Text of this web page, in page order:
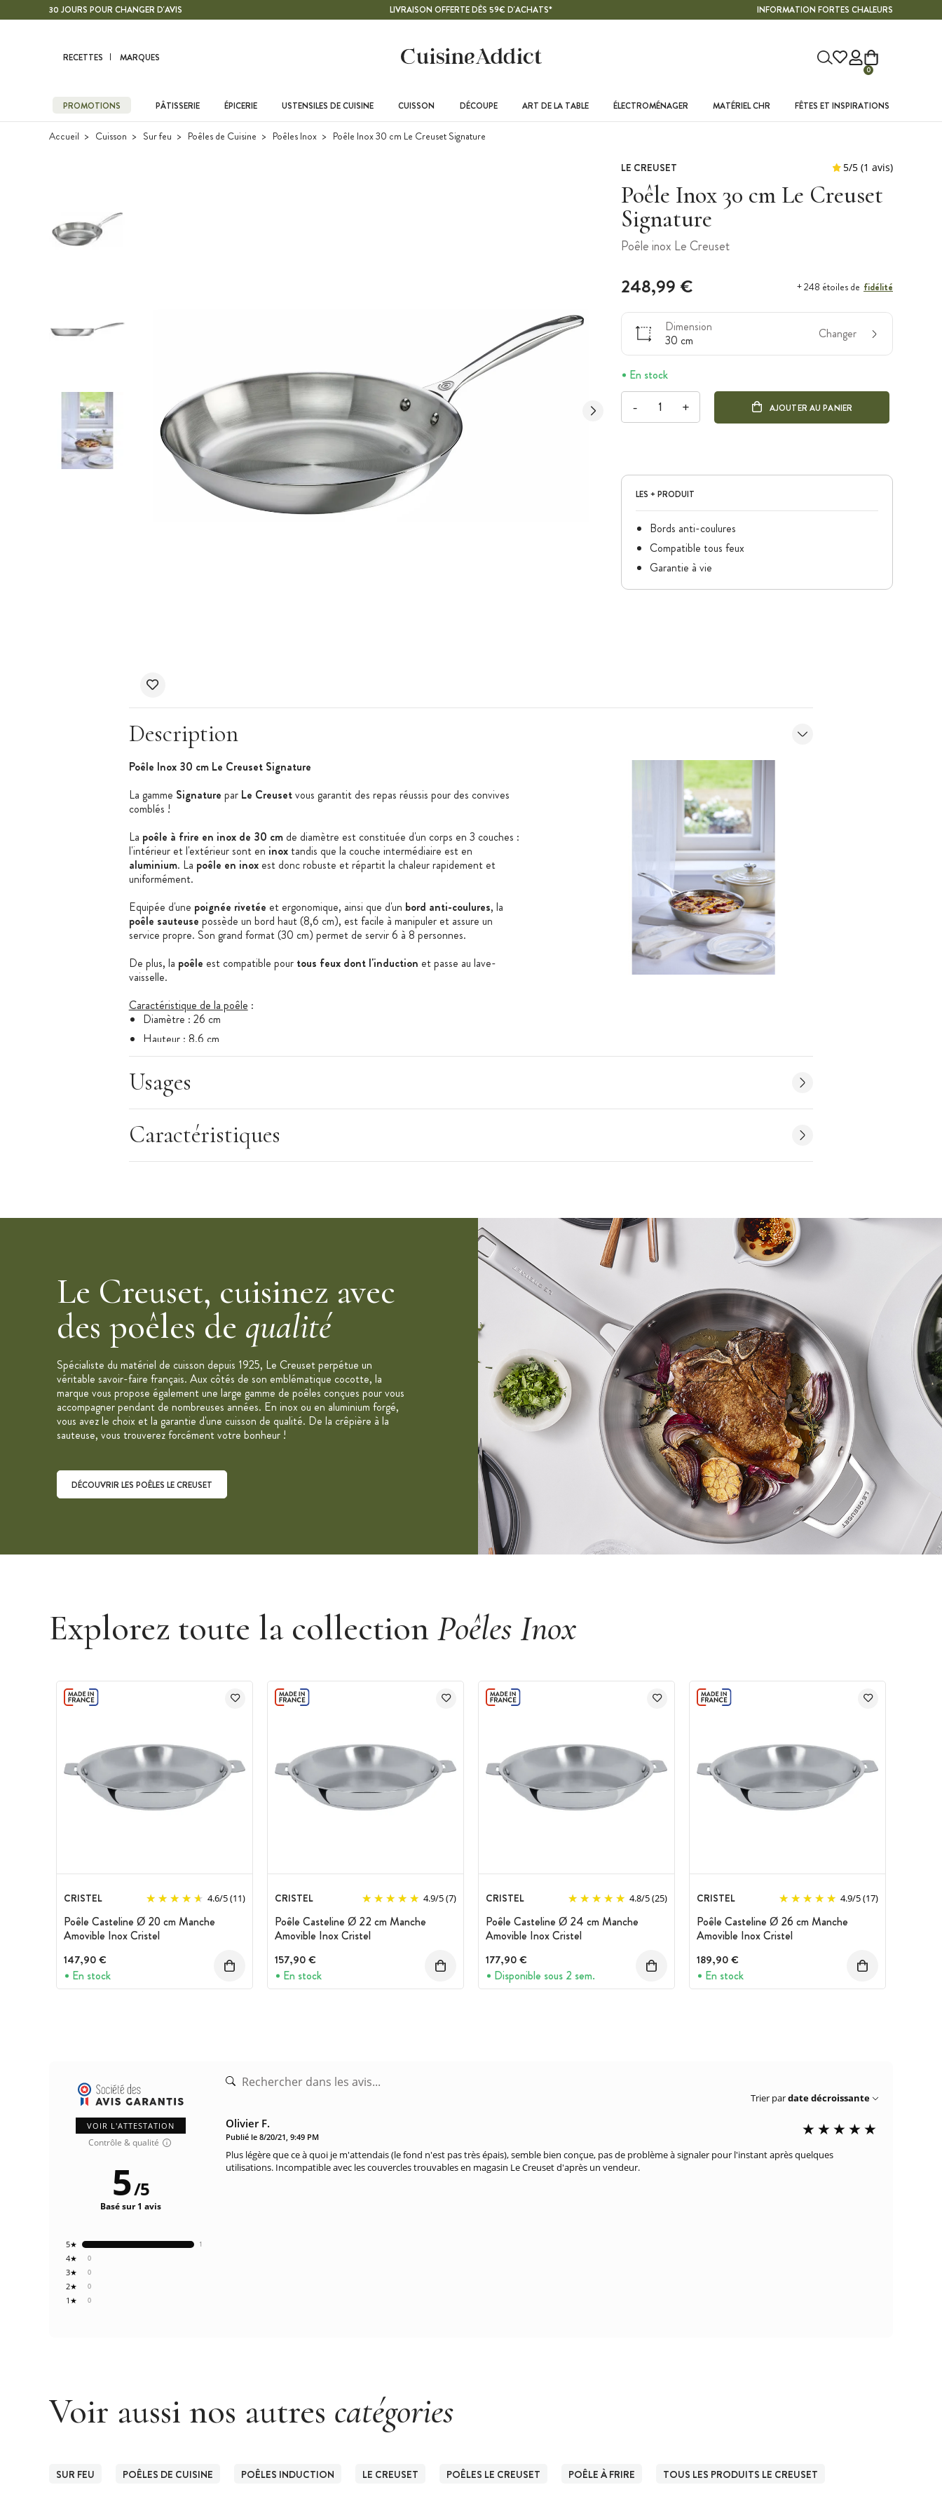
Contenu principal30 JOURS POUR CHANGER D'AVIS LIVRAISON OFFERTE DÈS 59€ D'ACHATS* INFORMATION FORTES CHALEURS
RECETTES MARQUES
0
PROMOTIONS PÂTISSERIE ÉPICERIE USTENSILES DE CUISINE CUISSON DÉCOUPE ART DE LA TABLE ÉLECTROMÉNAGER MATÉRIEL CHR FÊTES ET INSPIRATIONS
Accueil Cuisson Sur feu Poêles de Cuisine Poêles Inox Poêle Inox 30 cm Le Creuset Signature
LE CREUSET
Poêle Inox 30 cm Le Creuset
Signature
Poêle inox Le Creuset
248,99 € + 248 étoiles de fidélité
Dimension
30 cm
Changer
En stock
- + AJOUTER AU PANIER
LES + PRODUIT
Bords anti-coulures
Compatible tous feux
Garantie à vie
Description
Poêle Inox 30 cm Le Creuset Signature
La gamme Signature par Le Creusetvous garantit des repas réussis pour des convives
comblés !
La poêle à frire en inox de 30 cmde diamètre est constituée d'un corps en 3 couches :
l'intérieur et l'extérieur sont en inoxtandis que la couche intermédiaire est en
aluminium. La poêle en inoxest donc robuste et répartit la chaleur rapidement et
uniformément.
Equipée d'une poignée rivetée et ergonomique, ainsi que d'un bord anti-coulures, la
poêle sauteuse possède un bord haut (8,6 cm), est facile à manipuler et assure un
service propre. Son grand format (30 cm) permet de servir 6 à 8 personnes.
De plus, la poêle est compatible pour tous feux dont l'induction et passe au lave-
vaisselle.
Caractéristique de la poêle :
Diamètre : 26 cm
Hauteur : 8.6 cm
Longueur : 53 cm
Largeur : 31.6 cm
Nombre de parts : 6/8
Compatible toutes sources de chaleurs : électrique, gaz, halogène, radiant, four et
Usages
Caractéristiques
Le Creuset, cuisinez avec
des poêles de qualité
Spécialiste du matériel de cuisson depuis 1925, Le Creuset perpétue un
véritable savoir-faire français. Aux côtés de son emblématique cocotte, la
marque vous propose également une large gamme de poêles conçues pour vous
accompagner pendant de nombreuses années. En inox ou en aluminium forgé,
vous avez le choix et la garantie d'une cuisson de qualité. De la crêpière à la
sauteuse, vous trouverez forcément votre bonheur !
DÉCOUVRIR LES POÊLES LE CREUSET
Explorez toute la collection Poêles Inox
CRISTEL 4.6/5(11)
Poêle Casteline Ø 20 cm Manche
Amovible Inox Cristel
147,90 €
En stock
CRISTEL 4.9/5(7)
Poêle Casteline Ø 22 cm Manche
Amovible Inox Cristel
157,90 €
En stock
CRISTEL 4.8/5(25)
Poêle Casteline Ø 24 cm Manche
Amovible Inox Cristel
177,90 €
Disponible sous 2 sem.
CRISTEL 4.9/5(17)
Poêle Casteline Ø 26 cm Manche
Amovible Inox Cristel
189,90 €
En stock
VOIR L'ATTESTATION
Contrôle & qualité
0
1★
0
2★
0
3★
0
4★
1
5★
5/5
Basé sur 1 avis
Trier pardate décroissante
Olivier F.
Publié le 8/20/21, 9:49 PM
Plus légère que ce à quoi je m'attendais (le fond n'est pas très épais), semble bien conçue, pas de problème à signaler pour l'instant après quelques
utilisations. Incompatible avec les couvercles trouvables en magasin Le Creuset d'après un vendeur.
Voir aussi nos autres catégories
SUR FEU POÊLES DE CUISINE POÊLES INDUCTION LE CREUSET POÊLES LE CREUSET POÊLE À FRIRE TOUS LES PRODUITS LE CREUSET